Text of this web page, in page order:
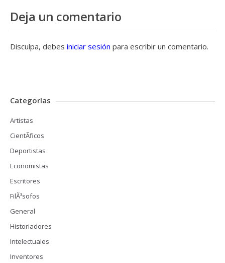
Deja un comentario
Disculpa, debes iniciar sesión para escribir un comentario.
Categorías
Artistas
CientÃ­ficos
Deportistas
Economistas
Escritores
FilÃ³sofos
General
Historiadores
Intelectuales
Inventores